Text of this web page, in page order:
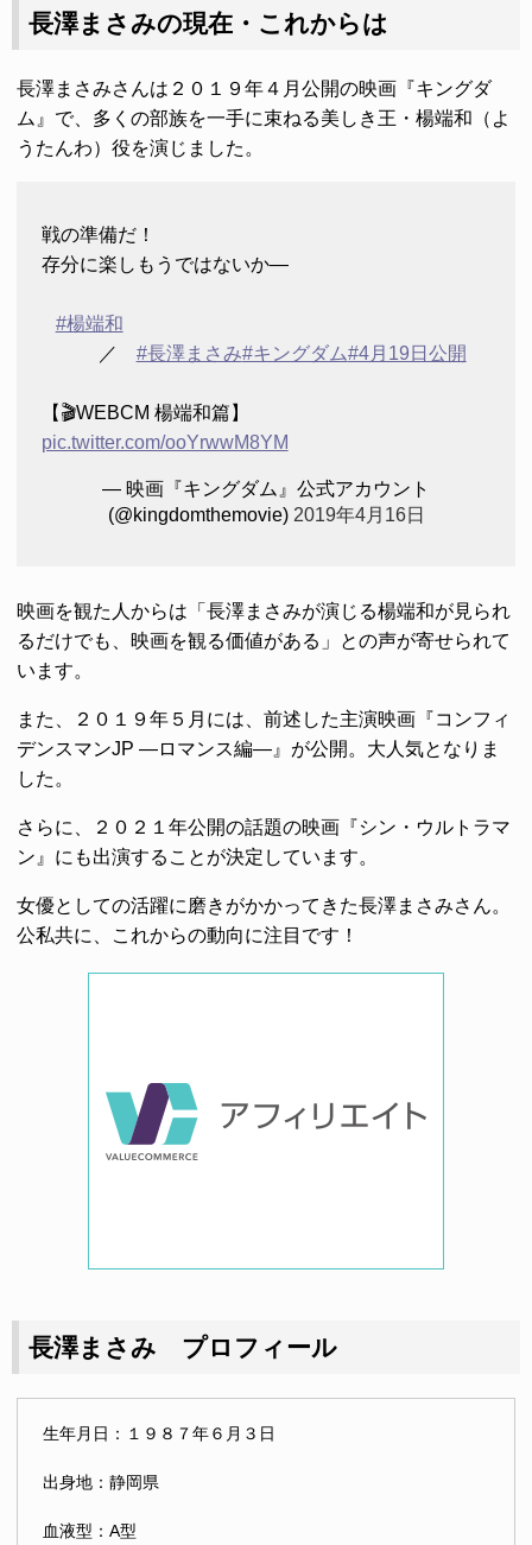
長澤まさみの現在・これからは
長澤まさみさんは２０１９年４月公開の映画『キングダ
ム』で、多くの部族を一手に束ねる美しき王・楊端和（よ
うたんわ）役を演じました。
戦の準備だ！
存分に楽しもうではないか―
#楊端和
／ #長澤まさみ#キングダム#4月19日公開
【🎬WEBCM 楊端和篇】
pic.twitter.com/ooYrwwM8YM
— 映画『キングダム』公式アカウント
(@kingdomthemovie) 2019年4月16日
映画を観た人からは「長澤まさみが演じる楊端和が見られ
るだけでも、映画を観る価値がある」との声が寄せられて
います。
また、２０１９年５月には、前述した主演映画『コンフィ
デンスマンJP ―ロマンス編―』が公開。大人気となりま
した。
さらに、２０２１年公開の話題の映画『シン・ウルトラマ
ン』にも出演することが決定しています。
女優としての活躍に磨きがかかってきた長澤まさみさん。
公私共に、これからの動向に注目です！
長澤まさみ プロフィール
生年月日：１９８７年６月３日
出身地：静岡県
血液型：A型